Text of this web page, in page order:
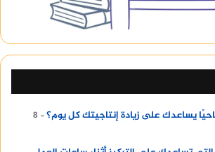
يساعدك على زيادة إنتاجيتك كل يوم؟
8